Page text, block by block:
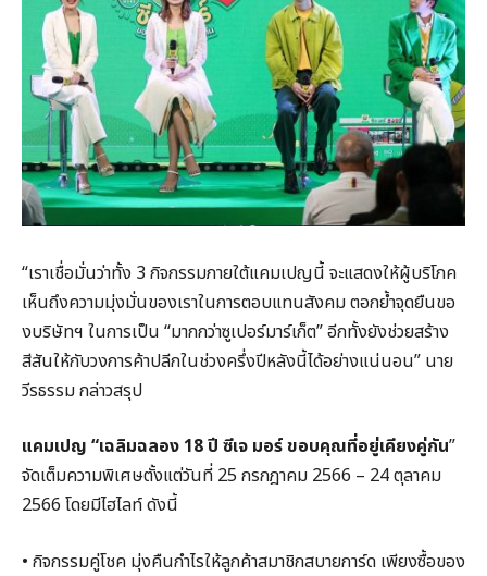
“เราเชื่อมั่นว่าทั้ง 3 กิจกรรมภายใต้แคมเปญนี้ จะแสดงให้ผู้บริโภค
เห็นถึงความมุ่งมั่นของเราในการตอบแทนสังคม ตอกย้ำจุดยืนขอ
งบริษัทฯ ในการเป็น “มากกว่าซูเปอร์มาร์เก็ต” อีกทั้งยังช่วยสร้าง
สีสันให้กับวงการค้าปลีกในช่วงครึ่งปีหลังนี้ได้อย่างแน่นอน” นาย
วีรธรรม กล่าวสรุป
แคมเปญ “เฉลิมฉลอง 18 ปี ซีเจ มอร์ ขอบคุณที่อยู่เคียงคู่กัน”
จัดเต็มความพิเศษตั้งแต่วันที่ 25 กรกฎาคม 2566 – 24 ตุลาคม
2566 โดยมีไฮไลท์ ดังนี้
• กิจกรรมคู่โชค มุ่งคืนกำไรให้ลูกค้าสมาชิกสบายการ์ด เพียงซื้อของ